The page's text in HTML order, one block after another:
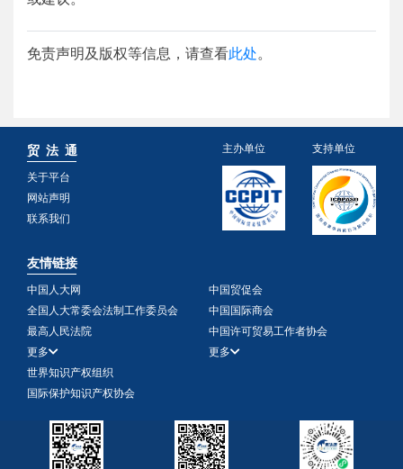
免责声明及版权等信息，请查看此处。
贸 法 通
关于平台
网站声明
联系我们
主办单位 支持单位
友情链接
中国人大网
全国人大常委会法制工作委员会
最高人民法院
更多
中国贸促会
中国国际商会
中国许可贸易工作者协会
更多
世界知识产权组织
国际保护知识产权协会